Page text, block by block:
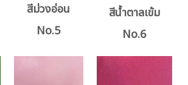
สีม่วงอ่อน
No.5
สีน้ำตาลเข้ม
No.6